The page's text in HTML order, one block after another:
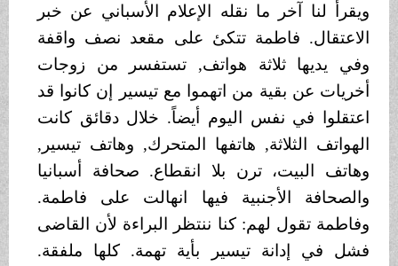
ويقرأ لنا آخر ما نقله الإعلام الأسباني عن خبر
الاعتقال. فاطمة تتكئ على مقعد نصف واقفة
وفي يديها ثلاثة هواتف, تستفسر من زوجات
أخريات عن بقية من اتهموا مع تيسير إن كانوا قد
اعتقلوا في نفس اليوم أيضاً. خلال دقائق كانت
الهواتف الثلاثة, هاتفها المتحرك, وهاتف تيسير,
وهاتف البيت، ترن بلا انقطاع. صحافة أسبانيا
والصحافة الأجنبية فيها انهالت على فاطمة.
وفاطمة تقول لهم: كنا ننتظر البراءة لأن القاضى
فشل في إدانة تيسير بأية تهمة. كلها ملفقة.